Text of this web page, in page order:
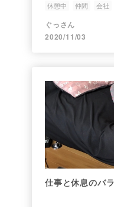
休憩中 仲間 会社
ぐっさん
2020/11/03
仕事と休息のバ